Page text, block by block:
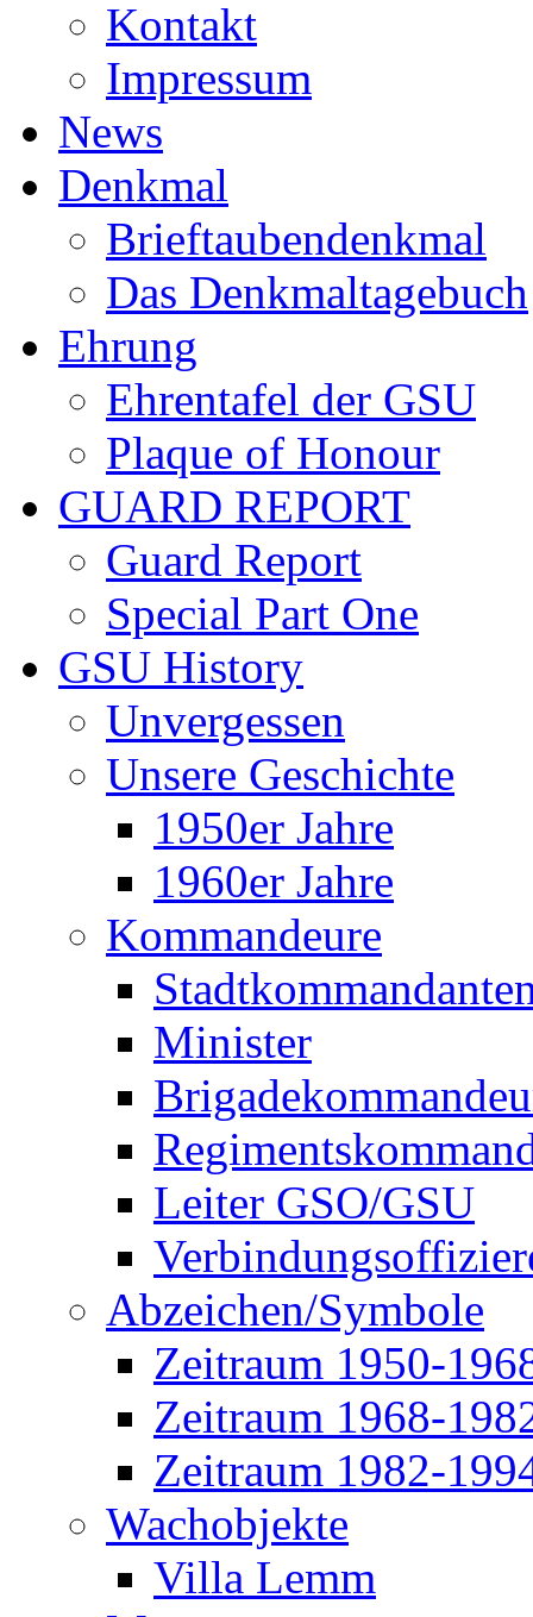
Kontakt
Impressum
News
Denkmal
Brieftaubendenkmal
Das Denkmaltagebuch
Ehrung
Ehrentafel der GSU
Plaque of Honour
GUARD REPORT
Guard Report
Special Part One
GSU History
Unvergessen
Unsere Geschichte
1950er Jahre
1960er Jahre
Kommandeure
Minister
Leiter GSO/GSU
Abzeichen/Symbole
Zeitraum 1950-
Zeitraum 1968-
Zeitraum 1982-
Wachobjekte
Villa Lemm